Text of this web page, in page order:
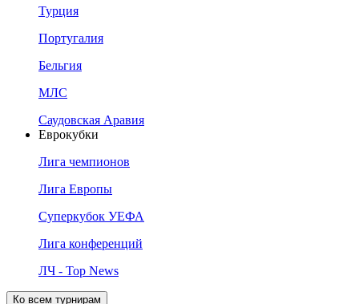
Турция
Португалия
Бельгия
МЛС
Саудовская Аравия
Еврокубки
Лига чемпионов
Лига Европы
Суперкубок УЕФА
Лига конференций
ЛЧ - Top News
Ко всем турнирам